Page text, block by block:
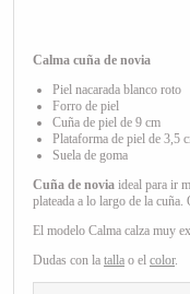
Calma cuña de novia
Piel nacarada blanco roto
Forro de piel
Cuña de piel de 9 cm
Plataforma de piel de 3,5
Suela de goma
Cuña de novia ideal para ir
plateada a lo largo de la cuña.
El modelo Calma calza muy
Dudas con la talla o el color.